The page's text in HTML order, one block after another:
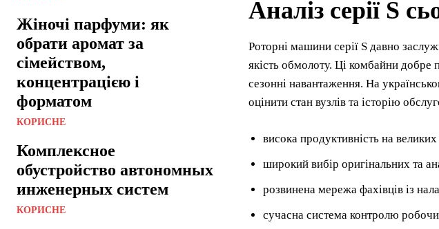
Жіночі парфуми: як
обрати аромат за
сімейством,
концентрацією і
форматом
КОРИСНЕ
Комплексное
обустройство автономных
инженерных систем
КОРИСНЕ
Аналіз серії S
Роторні машини серії S давно
якість обмолоту. Ці комбайни добре
сезонні навантаження. На
оцінити стан вузлів та історію
висока продуктивність на
широкий вибір оригінальних та
розвинена мережа фахівців із
сучасна система контролю